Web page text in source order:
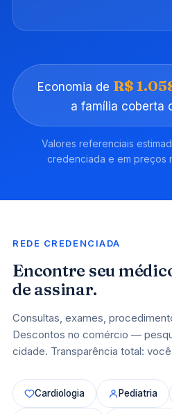
Economia de R$
a família coberta
Valores referenciais
credenciada e em preços
REDE CREDENCIADA
Encontre seu
de assinar.
Consultas, exames,
Descontos no comércio —
cidade. Transparência total:
Cardiologia Pediatria